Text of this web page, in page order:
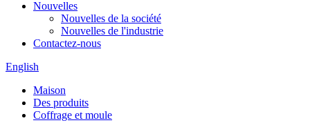
Nouvelles
Nouvelles de la société
Nouvelles de l'industrie
Contactez-nous
English
Maison
Des produits
Coffrage et moule